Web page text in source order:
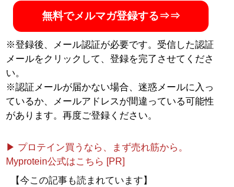
MENSA会員。（Xアカウント:
@Temma_Fusegawa
目標達成のための最短ル
ート、最小コストの具体
的な方法が満載
無料でメルマガ登録する⇒⇒
※登録後、メール認証が必要です。受信した認証
メールをクリックして、登録を完了させてくださ
い。
※認証メールが届かない場合、迷惑メールに入っ
ているか、メールアドレスが間違っている可能性
があります。再度ご登録ください。
▶ プロテイン買うなら、まず売れ筋から。
Myprotein公式はこちら [PR]
【今この記事も読まれています】